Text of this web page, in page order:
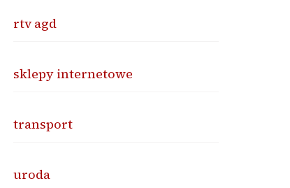
rtv agd
sklepy internetowe
transport
uroda